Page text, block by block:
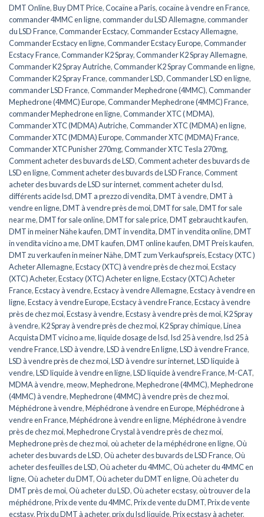
DMT Online,Buy DMT Price,Cocaïne a Paris,cocaïne à vendre en France,
commander 4MMC en ligne,commander du LSD Allemagne,commander
du LSD France,Commander Ecstacy,Commander Ecstacy Allemagne,
Commander Ecstacy en ligne,Commander Ecstacy Europe,Commander
Ecstacy France,Commander K2 Spray,Commander K2 Spray Allemagne,
Commander K2 Spray Autriche,Commander K2 Spray Commande en ligne,
Commander K2 Spray France,commander LSD,Commander LSD en ligne,
commander LSD France,Commander Mephedrone (4MMC),Commander
Mephedrone (4MMC) Europe,Commander Mephedrone (4MMC) France,
commander Mephedrone en ligne,Commander XTC ( MDMA),
Commander XTC (MDMA) Autriche,Commander XTC (MDMA) en ligne,
Commander XTC (MDMA) Europe,Commander XTC (MDMA) France,
Commander XTC Punisher 270mg,Commander XTC Tesla 270mg,
Comment acheter des buvards de LSD,Comment acheter des buvards de
LSD en ligne,Comment acheter des buvards de LSD France,Comment
acheter des buvards de LSD sur internet,comment acheter du lsd,
différents acide lsd,DMT a prezzo di vendita,DMT à vendre,DMT à
vendre en ligne,DMT à vendre près de moi,DMT for sale,DMT for sale
near me,DMT for sale online,DMT for sale price,DMT gebraucht kaufen,
DMT in meiner Nähe kaufen,DMT in vendita,DMT in vendita online,DMT
in vendita vicino a me,DMT kaufen,DMT online kaufen,DMT Preis kaufen,
DMT zu verkaufen in meiner Nähe,DMT zum Verkaufspreis,Ecstacy (XTC )
Acheter Allemagne,Ecstacy (XTC) à vendre près de chez moi,Ecstacy
(XTC) Acheter,Ecstacy (XTC) Acheter en ligne,Ecstacy (XTC) Acheter
France,Ecstacy à vendre,Ecstacy à vendre Allemagne,Ecstacy à vendre en
ligne,Ecstacy à vendre Europe,Ecstacy à vendre France,Ecstacy à vendre
près de chez moi,Ecstasy à vendre,Ecstasy à vendre près de moi,K2 Spray
à vendre,K2 Spray à vendre près de chez moi,K2 Spray chimique,Linea
Acquista DMT vicino a me,liquide dosage de lsd,lsd 25 à vendre,lsd 25 à
vendre France,LSD à vendre,LSD à vendre En ligne,LSD à vendre France,
LSD à vendre près de chez moi,LSD à vendre sur internet,LSD liquide à
vendre,LSD liquide à vendre en ligne,LSD liquide à vendre France,M-CAT,
MDMA à vendre,meow,Mephedrone,Mephedrone (4MMC),Mephedrone
(4MMC) à vendre,Mephedrone (4MMC) à vendre près de chez moi,
Méphédrone à vendre,Méphédrone à vendre en Europe,Méphédrone à
vendre en France,Méphédrone à vendre en ligne,Méphédrone à vendre
près de chez moi,Mephedrone Crystal à vendre près de chez moi,
Mephedrone près de chez moi,où acheter de la méphédrone en ligne,Où
acheter des buvards de LSD,Où acheter des buvards de LSD France,Où
acheter des feuilles de LSD,Où acheter du 4MMC,Où acheter du 4MMC en
ligne,Où acheter du DMT,Où acheter du DMT en ligne,Où acheter du
DMT près de moi,Où acheter du LSD,Où acheter ecstasy,où trouver de la
méphédrone,Prix de vente du 4MMC,Prix de vente du DMT,Prix de vente
ecstasy,Prix du DMT à acheter,prix du lsd liquide,Prix ecstasy à acheter,